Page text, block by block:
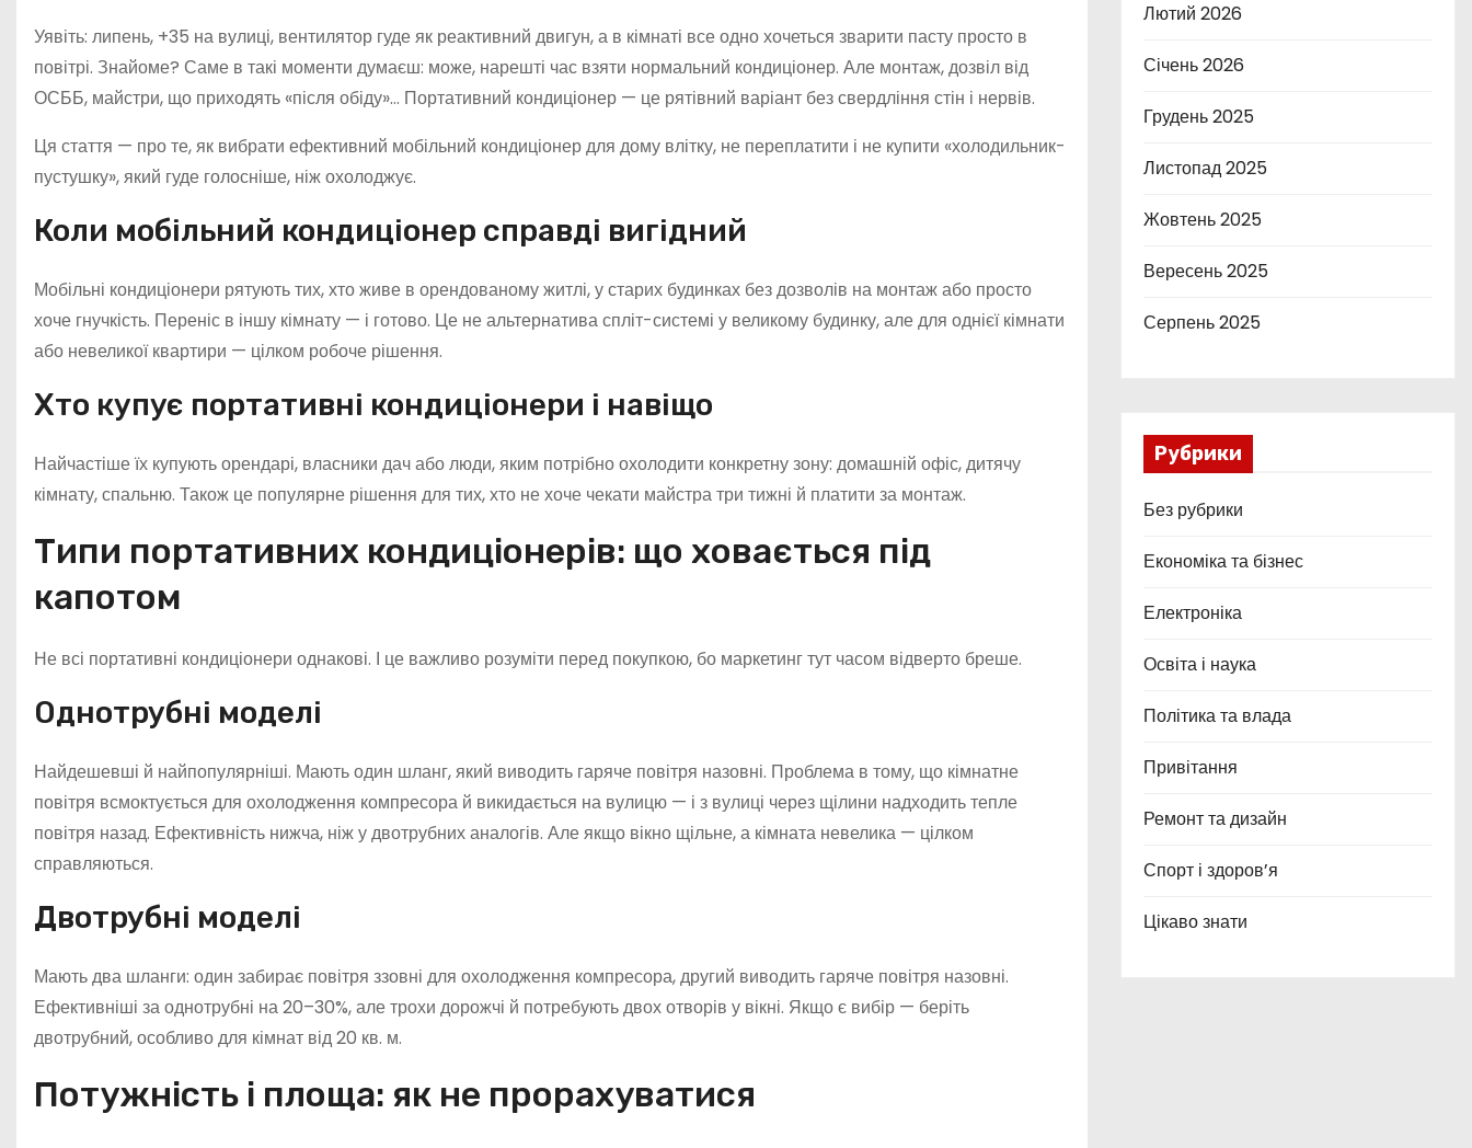
Уявіть: липень, +35 на вулиці, вентилятор гуде як реактивний двигун, а в кімнаті все одно хочеться зварити пасту просто в
повітрі. Знайоме? Саме в такі моменти думаєш: може, нарешті час взяти нормальний кондиціонер. Але монтаж, дозвіл від
ОСББ, майстри, що приходять «після обіду»… Портативний кондиціонер — це рятівний варіант без свердління стін і нервів.
Ця стаття — про те, як вибрати ефективний мобільний кондиціонер для дому влітку, не переплатити і не купити «холодильник-
пустушку», який гуде голосніше, ніж охолоджує.
Коли мобільний кондиціонер справді вигідний
Мобільні кондиціонери рятують тих, хто живе в орендованому житлі, у старих будинках без дозволів на монтаж або просто
хоче гнучкість. Переніс в іншу кімнату — і готово. Це не альтернатива спліт-системі у великому будинку, але для однієї кімнати
або невеликої квартири — цілком робоче рішення.
Хто купує портативні кондиціонери і навіщо
Найчастіше їх купують орендарі, власники дач або люди, яким потрібно охолодити конкретну зону: домашній офіс, дитячу
кімнату, спальню. Також це популярне рішення для тих, хто не хоче чекати майстра три тижні й платити за монтаж.
Типи портативних кондиціонерів: що ховається під
капотом
Не всі портативні кондиціонери однакові. І це важливо розуміти перед покупкою, бо маркетинг тут часом відверто бреше.
Однотрубні моделі
Найдешевші й найпопулярніші. Мають один шланг, який виводить гаряче повітря назовні. Проблема в тому, що кімнатне
повітря всмоктується для охолодження компресора й викидається на вулицю — і з вулиці через щілини надходить тепле
повітря назад. Ефективність нижча, ніж у двотрубних аналогів. Але якщо вікно щільне, а кімната невелика — цілком
справляються.
Двотрубні моделі
Мають два шланги: один забирає повітря ззовні для охолодження компресора, другий виводить гаряче повітря назовні.
Ефективніші за однотрубні на 20–30%, але трохи дорожчі й потребують двох отворів у вікні. Якщо є вибір — беріть
двотрубний, особливо для кімнат від 20 кв. м.
Потужність і площа: як не прорахуватися
Лютий 2026
Січень 2026
Грудень 2025
Листопад 2025
Жовтень 2025
Вересень 2025
Серпень 2025
Рубрики
Без рубрики
Економіка та бізнес
Електроніка
Освіта і наука
Політика та влада
Привітання
Ремонт та дизайн
Спорт і здоров’я
Цікаво знати